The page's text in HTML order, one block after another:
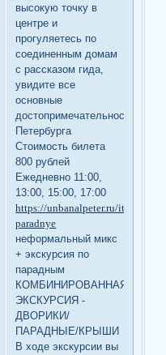
высокую точку в
центре и
прогуляетесь по
соединенным домам
с рассказом гида,
увидите все
основные
достопримечательности
Петербурга
Стоимость билета
800 рублей
Ежедневно 11:00,
13:00, 15:00, 17:00
https://unbanalpeter.ru/item/
paradnye
неформальный микс
+ экскурсия по
парадным
КОМБИНИРОВАННАЯ
ЭКСКУРСИЯ -
ДВОРИКИ/
ПАРАДНЫЕ/КРЫШИ
В ходе экскурсии вы